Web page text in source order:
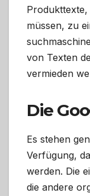
müssen, zu
von Texten
vermieden
Die
Es stehen
Verfügung,
werden. Die
die andere